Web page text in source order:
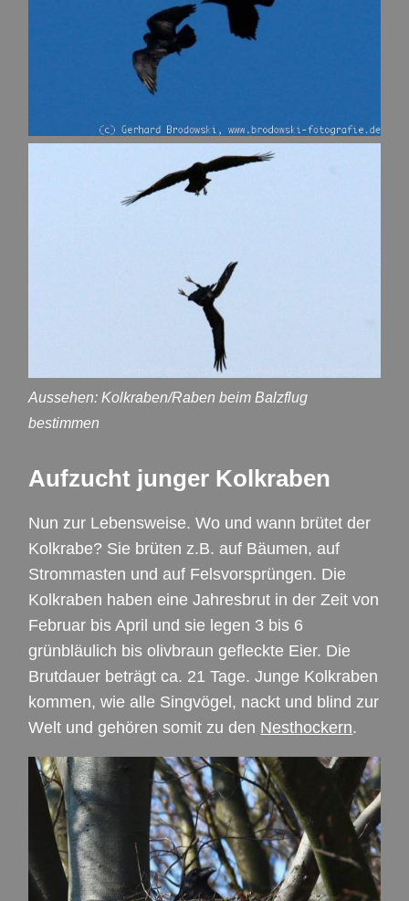
Aussehen: Kolkraben/Raben beim Balzflug
bestimmen
Aufzucht junger Kolkraben
Nun zur Lebensweise. Wo und wann brütet der
Kolkrabe? Sie brüten z.B. auf Bäumen, auf
Strommasten und auf Felsvorsprüngen. Die
Kolkraben haben eine Jahresbrut in der Zeit von
Februar bis April und sie legen 3 bis 6
grünbläulich bis olivbraun gefleckte Eier. Die
Brutdauer beträgt ca. 21 Tage. Junge Kolkraben
kommen, wie alle Singvögel, nackt und blind zur
Welt und gehören somit zu den Nesthockern.